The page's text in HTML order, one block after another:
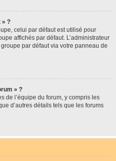
» ?
celui par défaut est utilisé pour
affichés par défaut. L’administrateur
par défaut via votre panneau de
» ?
de l’équipe du forum, y compris les
d’autres détails tels que les forums